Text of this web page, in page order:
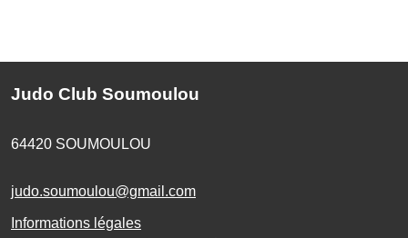
Judo Club Soumoulou
64420 SOUMOULOU
judo.soumoulou@gmail.com
Informations légales